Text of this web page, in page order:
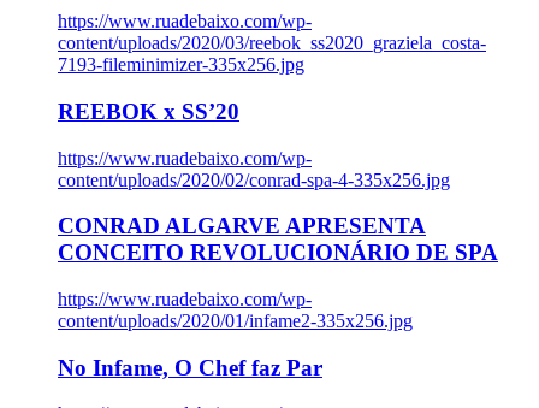
https://www.ruadebaixo.com/wp-
content/uploads/2020/03/reebok_ss2020_graziela_costa-
7193-fileminimizer-335x256.jpg
REEBOK x SS’20
https://www.ruadebaixo.com/wp-
content/uploads/2020/02/conrad-spa-4-335x256.jpg
CONRAD ALGARVE APRESENTA
CONCEITO REVOLUCIONÁRIO DE SPA
https://www.ruadebaixo.com/wp-
content/uploads/2020/01/infame2-335x256.jpg
No Infame, O Chef faz Par